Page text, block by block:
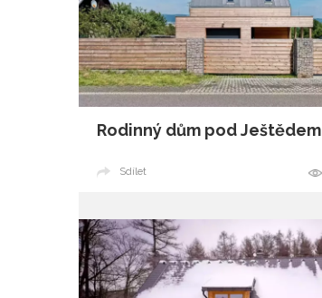
Rodinný dům pod Ještědem
Sdílet